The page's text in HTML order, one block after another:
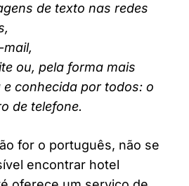
de texto nas redes
mail,
ou, pela forma mais
e conhecida por todos: o
de telefone.
for o português, não se
encontrar hotel